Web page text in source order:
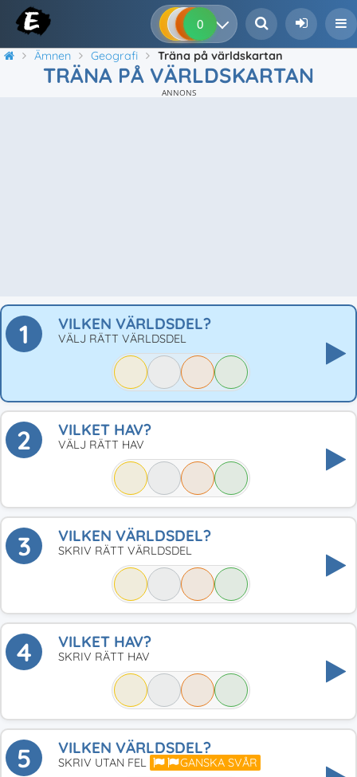
0 0 0
Ämnen Geografi Träna på världskartan
TRÄNA PÅ VÄRLDSKARTAN
ANNONS
1 VILKEN VÄRLDSDEL?
VÄLJ RÄTT VÄRLDSDEL
2 VILKET HAV?
VÄLJ RÄTT HAV
3 VILKEN VÄRLDSDEL?
SKRIV RÄTT VÄRLDSDEL
4 VILKET HAV?
SKRIV RÄTT HAV
5 VILKEN VÄRLDSDEL?
SKRIV UTAN FEL GANSKA SVÅR